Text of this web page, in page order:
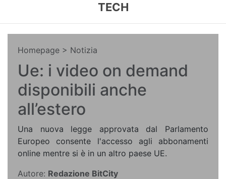
TECH
Homepage > Notizia
Ue: i video on demand
disponibili anche
all’estero
Una nuova legge approvata dal Parlamento
Europeo consente l'accesso agli abbonamenti
online mentre si è in un altro paese UE.
Autore: Redazione BitCity